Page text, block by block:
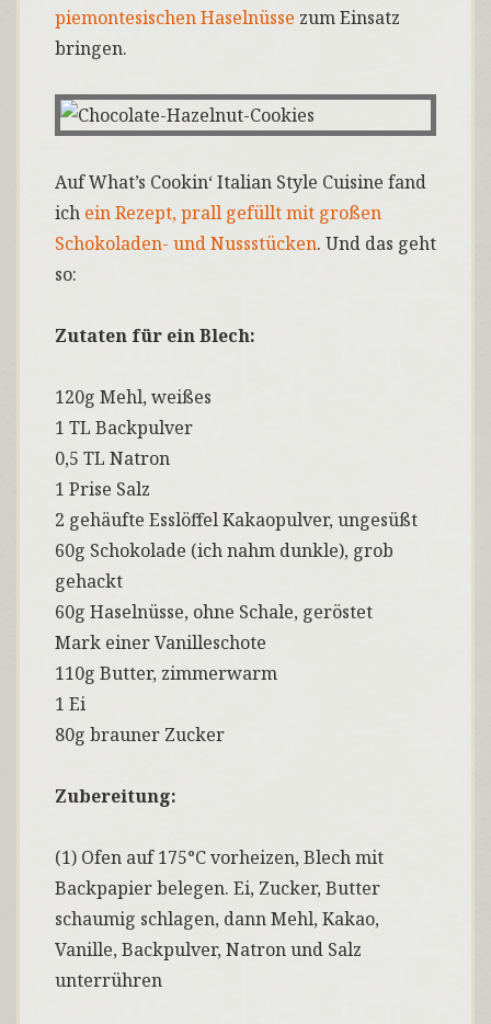
piemontesischen Haselnüsse zum Einsatz
bringen.
Auf What’s Cookin‘ Italian Style Cuisine fand
ich ein Rezept, prall gefüllt mit großen
Schokoladen- und Nussstücken. Und das geht
so:
Zutaten für ein Blech:
120g Mehl, weißes
1 TL Backpulver
0,5 TL Natron
1 Prise Salz
2 gehäufte Esslöffel Kakaopulver, ungesüßt
60g Schokolade (ich nahm dunkle), grob
gehackt
60g Haselnüsse, ohne Schale, geröstet
Mark einer Vanilleschote
110g Butter, zimmerwarm
1 Ei
80g brauner Zucker
Zubereitung:
(1) Ofen auf 175°C vorheizen, Blech mit
Backpapier belegen. Ei, Zucker, Butter
schaumig schlagen, dann Mehl, Kakao,
Vanille, Backpulver, Natron und Salz
unterrühren